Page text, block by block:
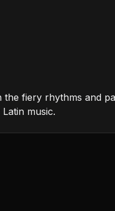
the fiery rhythms and
music.